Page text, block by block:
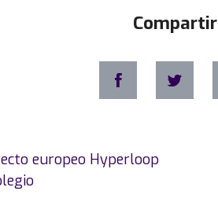
Compartir
europeo Hyperloop